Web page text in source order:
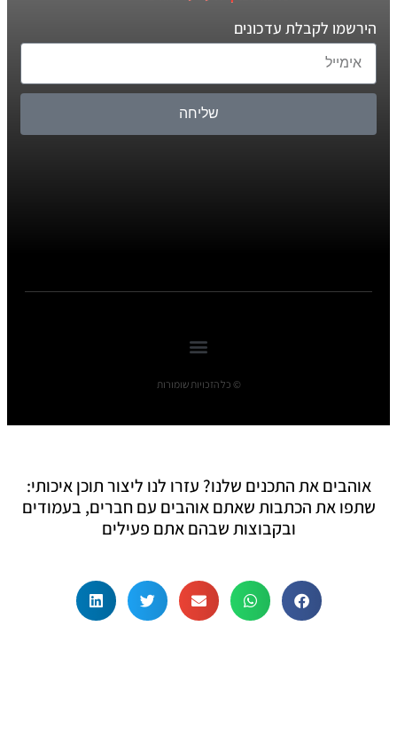
הירשמו לקבלת עדכונים
שליחה
© כל הזכויות שומורות
אוהבים את התכנים שלנו? עזרו לנו ליצור תוכן איכותי:
שתפו את הכתבות שאתם אוהבים עם חברים, בעמודים
ובקבוצות שבהם אתם פעילים